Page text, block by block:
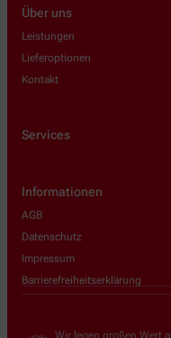
Über uns
Leistungen
Lieferoptionen
Kontakt
Services
Informationen
AGB
Datenschutz
Impressum
Barrierefreiheitserklärung